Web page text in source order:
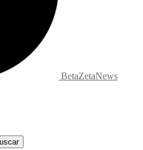
BetaZetaNews